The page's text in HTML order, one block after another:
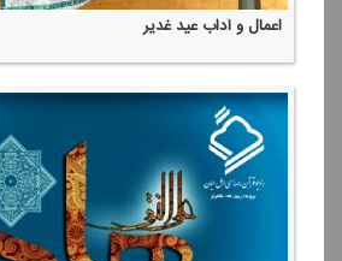
اعمال و آداب عید غدیر